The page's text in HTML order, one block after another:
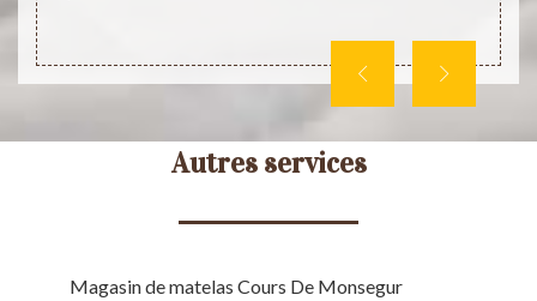
Autres services
Magasin de matelas Cours De Monsegur